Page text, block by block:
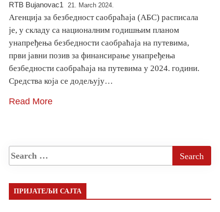
RTB Bujanovac1 21. March 2024.
Агенција за безбедност саобраћаја (АБС) расписала
је, у складу са националним годишњим планом
унапређења безбедности саобраћаја на путевима,
први јавни позив за финансирање унапређења
безбедности саобраћаја на путевима у 2024. години.
Средства која се додељују…
Read More
ПРИЈАТЕЉИ САЈТА